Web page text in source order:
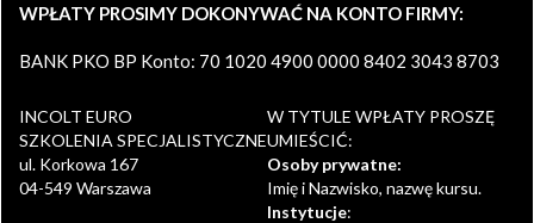
WPŁATY PROSIMY DOKONYWAĆ NA KONTO FIRMY:
BANK PKO BP Konto: 70 1020 4900 0000 8402 3043 8703
INCOLT EURO
SZKOLENIA SPECJALISTYCZNE
ul. Korkowa 167
04-549 Warszawa
W TYTULE WPŁATY PROSZĘ
UMIEŚCIĆ:
Osoby prywatne:
Imię i Nazwisko, nazwę kursu.
Instytucje: